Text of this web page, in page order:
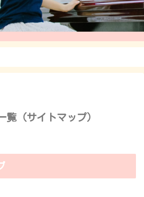
覧（サイトマップ）